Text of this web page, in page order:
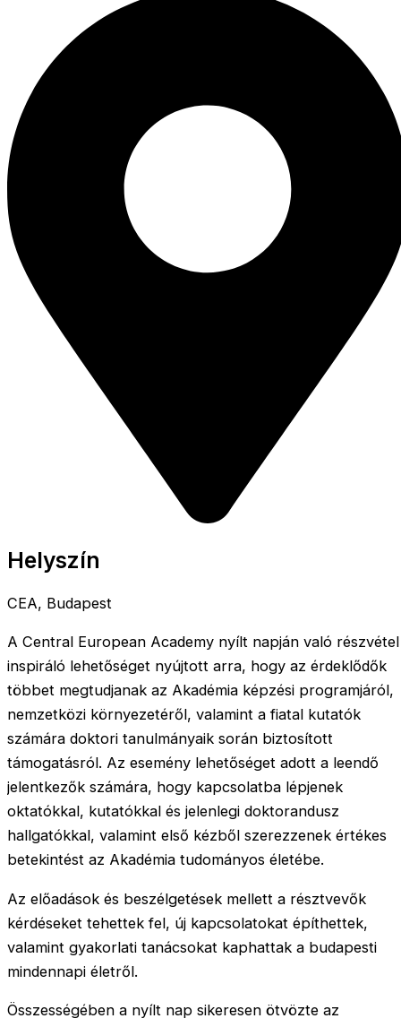
Helyszín
CEA, Budapest
A Central European Academy nyílt napján való részvétel
inspiráló lehetőséget nyújtott arra, hogy az érdeklődők
többet megtudjanak az Akadémia képzési programjáról,
nemzetközi környezetéről, valamint a fiatal kutatók
számára doktori tanulmányaik során biztosított
támogatásról. Az esemény lehetőséget adott a leendő
jelentkezők számára, hogy kapcsolatba lépjenek
oktatókkal, kutatókkal és jelenlegi doktorandusz
hallgatókkal, valamint első kézből szerezzenek értékes
betekintést az Akadémia tudományos életébe.
Az előadások és beszélgetések mellett a résztvevők
kérdéseket tehettek fel, új kapcsolatokat építhettek,
valamint gyakorlati tanácsokat kaphattak a budapesti
mindennapi életről.
Összességében a nyílt nap sikeresen ötvözte az